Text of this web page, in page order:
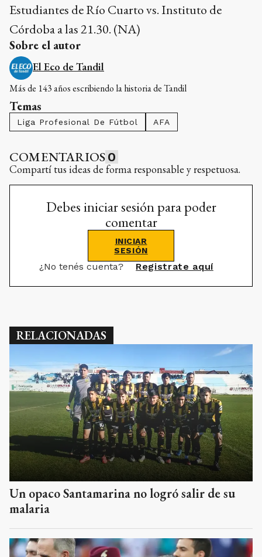
Estudiantes de Río Cuarto vs. Instituto de
Córdoba a las 21.30. (NA)
Sobre el autor
El Eco de Tandil
Más de 143 años escribiendo la historia de Tandil
Temas
Liga Profesional De Fútbol AFA
COMENTARIOS 0
Compartí tus ideas de forma responsable y respetuosa.
Debes iniciar sesión para poder
comentar
INICIAR
SESIÓN
¿No tenés cuenta? Registrate aquí
RELACIONADAS
Un opaco Santamarina no logró salir de su
malaria